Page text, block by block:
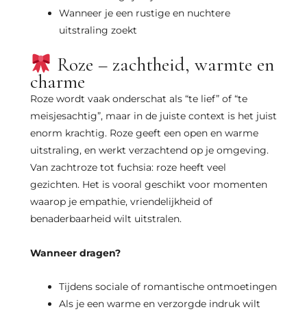
Wanneer je een rustige en nuchtere
uitstraling zoekt
Roze – zachtheid, warmte en
charme
Roze wordt vaak onderschat als “te lief” of “te
meisjesachtig”, maar in de juiste context is het juist
enorm krachtig. Roze geeft een open en warme
uitstraling, en werkt verzachtend op je omgeving.
Van zachtroze tot fuchsia: roze heeft veel
gezichten. Het is vooral geschikt voor momenten
waarop je empathie, vriendelijkheid of
benaderbaarheid wilt uitstralen.
Wanneer dragen?
Tijdens sociale of romantische ontmoetingen
Als je een warme en verzorgde indruk wilt